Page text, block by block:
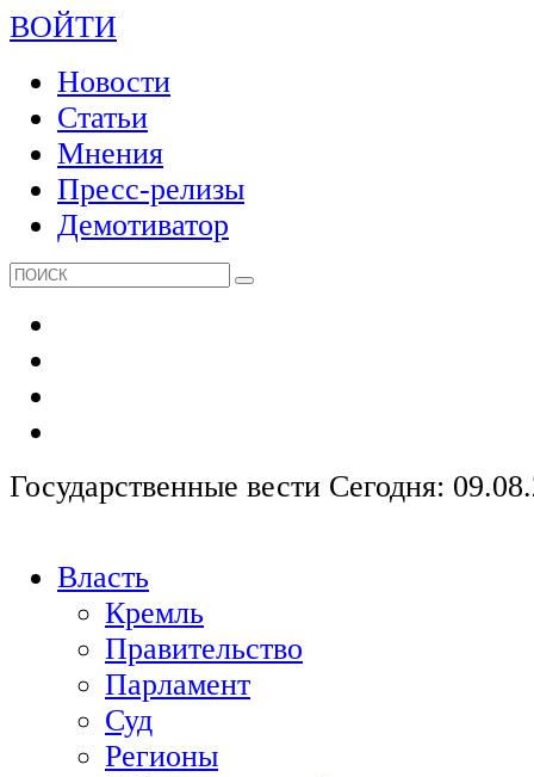
ВОЙТИ
Новости
Статьи
Мнения
Пресс-релизы
Демотиватор
Государственные вести Сегодня:
Власть
Кремль
Правительство
Парламент
Суд
Регионы